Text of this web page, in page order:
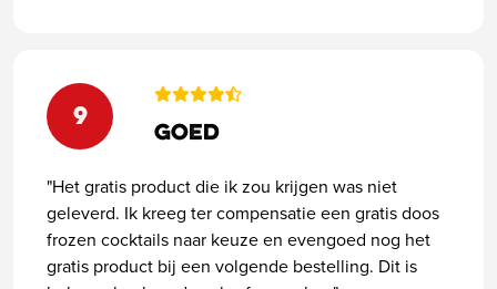
9
Goed
"Het gratis product die ik zou krijgen was niet
geleverd. Ik kreeg ter compensatie een gratis doos
frozen cocktails naar keuze en evengoed nog het
gratis product bij een volgende bestelling. Dit is